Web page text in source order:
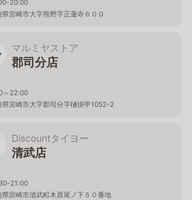
20:00
県宮崎市大字熊野字正蓮寺６００
マルミヤストア
郡司分店
～22:00
県宮崎市大字郡司分字樋掛甲1052-2
Discountタイヨー
清武店
21:00
県宮崎市清武町木原尾ノ下５０番地